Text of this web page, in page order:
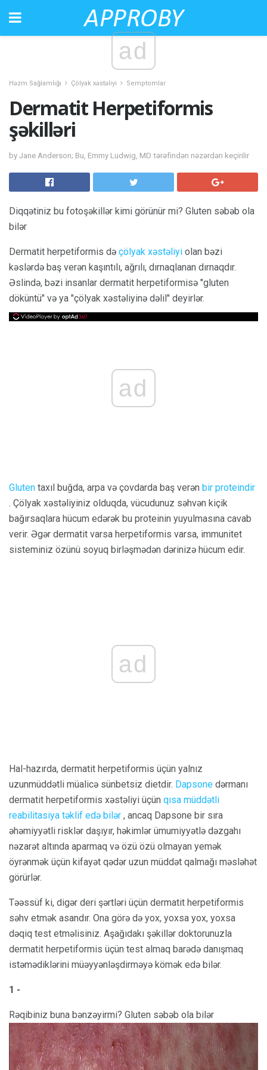
ad
Həzm Sağlamlığı Çölyak xəstəliyi Semptomlar
Dermatit Herpetiformis
şəkilləri
by Jane Anderson; Bu, Emmy Ludwig, MD tərəfindən nəzərdən keçirilir
Diqqətiniz bu fotoşəkillər kimi görünür mi? Gluten səbəb ola
bilər
Dermatit herpetiformis də çölyak xəstəliyi olan bəzi
kəslərdə baş verən kaşıntılı, ağrılı, dırnaqlanan dırnaqdır.
Əslində, bəzi insanlar dermatit herpetiformisə "gluten
döküntü" və ya "çölyak xəstəliyinə dəlil" deyirlər.
ad
Gluten taxıl buğda, arpa və çovdarda baş verən bir proteindir
. Çölyak xəstəliyiniz olduqda, vücudunuz səhvən kiçik
bağırsaqlara hücum edərək bu proteinin yuyulmasına cavab
verir. Əgər dermatit varsa herpetiformis varsa, immunitet
sisteminiz özünü soyuq birləşmədən dərinizə hücum edir.
ad
Hal-hazırda, dermatit herpetiformis üçün yalnız
uzunmüddətli müalicə sünbetsiz dietdir. Dapsone dərmanı
dermatit herpetiformis xəstəliyi üçün qısa müddətli
reabilitasiya təklif edə bilər , ancaq Dapsone bir sıra
əhəmiyyətli risklər daşıyır, həkimlər ümumiyyətlə dəzgahı
nəzarət altında aparmaq və özü özü olmayan yemək
öyrənmək üçün kifayət qədər uzun müddət qalmağı məsləhət
görürlər.
Təəssüf ki, digər deri şərtləri üçün dermatit herpetiformis
səhv etmək asandır. Ona görə də yox, yoxsa yox, yoxsa
dəqiq test etməlisiniz. Aşağıdakı şəkillər doktorunuzla
dermatit herpetiformis üçün test almaq barədə danışmaq
istəmədiklərini müəyyənləşdirməyə kömək edə bilər.
1 -
Rəqibiniz buna bənzəyirmi? Gluten səbəb ola bilər